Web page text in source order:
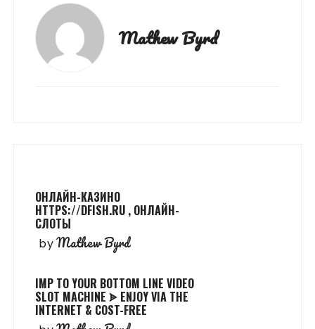
Mathew Byrd
ОНЛАЙН-КАЗИНО
HTTPS://DFISH.RU , ОНЛАЙН-
СЛОТЫ
byMathew Byrd
IMP TO YOUR BOTTOM LINE VIDEO
SLOT MACHINE ᗎ ENJOY VIA THE
INTERNET & COST-FREE